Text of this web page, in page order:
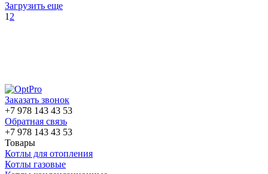
Загрузить еще
1 2
Заказать звонок
+7 978 143 43 53
Обратная связь
+7 978 143 43 53
Товары
Котлы для отопления
Котлы газовые